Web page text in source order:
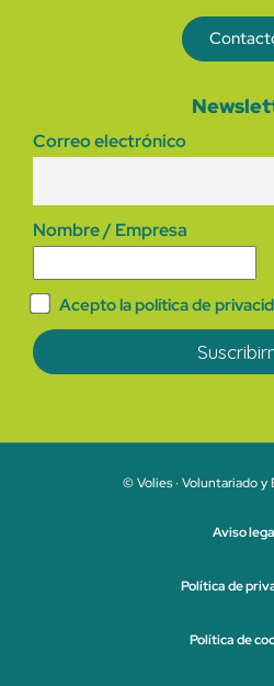
Correo electrónico
Nombre / Empresa
Acepto la política de
© Volies · Voluntariado y
Aviso
Política de
Política de